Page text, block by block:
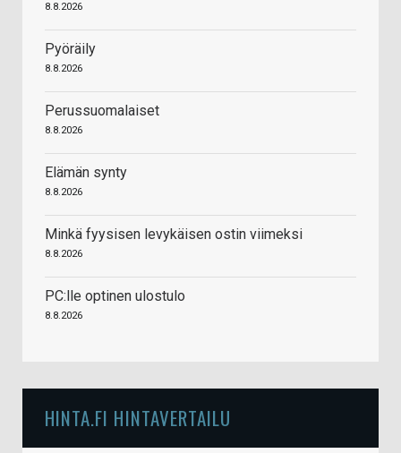
8.8.2026
Pyöräily
8.8.2026
Perussuomalaiset
8.8.2026
Elämän synty
8.8.2026
Minkä fyysisen levykäisen ostin viimeksi
8.8.2026
PC:lle optinen ulostulo
8.8.2026
HINTA.FI HINTAVERTAILU